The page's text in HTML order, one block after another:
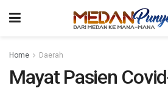
Home Daerah
Mayat Pasien